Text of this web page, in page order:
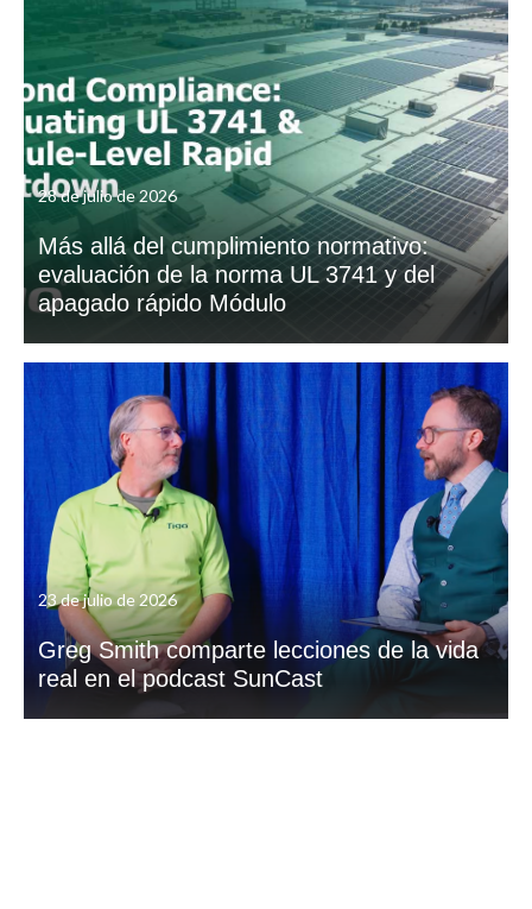
28 de julio de 2026
Más allá del cumplimiento normativo:
evaluación de la norma UL 3741 y del
apagado rápido Módulo
23 de julio de 2026
Greg Smith comparte lecciones de la vida
real en el podcast SunCast